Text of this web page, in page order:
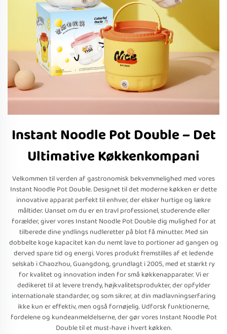
Instant Noodle Pot Double – Det
Ultimative Køkkenkompani
Velkommen til verden af gastronomisk bekvemmelighed med vores
Instant Noodle Pot Double. Designet til det moderne køkken er dette
innovative apparat perfekt til enhver, der elsker hurtige og lækre
måltider. Uanset om du er en travl professionel, studerende eller
forælder, giver vores Instant Noodle Pot Double dig mulighed for at
tilberede dine yndlings nudleretter på blot få minutter. Med sin
dobbelte koge kapacitet kan du nemt lave to portioner ad gangen og
derved spare tid og energi. Vores produkt fremstilles af et ledende
selskab i Chaozhou, Guangdong, grundlagt i 2005, med et stærkt ry
for kvalitet og innovation inden for små køkkenapparater. Vi er
dedikeret til at levere trendy, højkvalitetsprodukter, der opfylder
internationale standarder, og som sikrer, at din madlavningserfaring
ikke kun er effektiv, men også fornøjelig. Udforsk funktionerne,
fordelene og kundeanmeldelserne, der gør vores Instant Noodle Pot
Double til et must-have i hvert køkken.